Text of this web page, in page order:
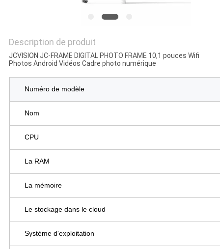
PLAN
DU
SITE
POLITIQUE
DE
CONFIDENTIALITÉ
Description de produit
JCVISION JC-FRAME DIGITAL PHOTO FRAME 10,1 pouces Wifi
Photos Android Vidéos Cadre photo numérique
Numéro de modèle
Nom
CPU
La RAM
La mémoire
Le stockage dans le cloud
Système d'exploitation